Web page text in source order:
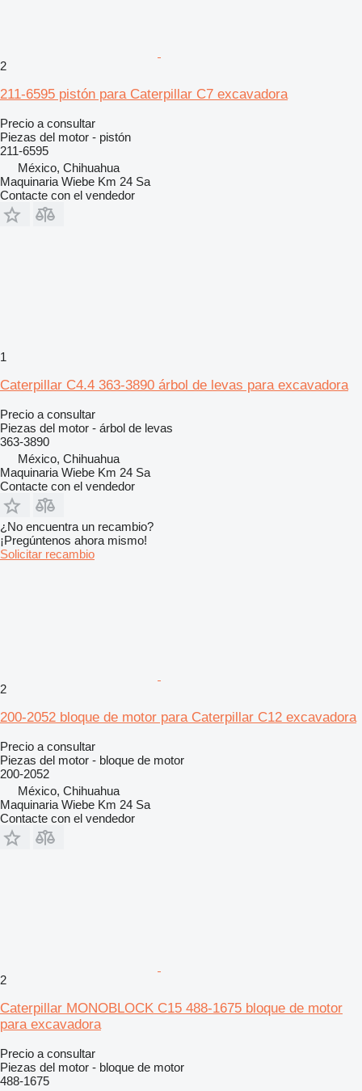
2
211-6595 pistón para Caterpillar C7 excavadora
Precio a consultar
Piezas del motor - pistón
211-6595
México, Chihuahua
Maquinaria Wiebe Km 24 Sa
Contacte con el vendedor
1
Caterpillar C4.4 363-3890 árbol de levas para excavadora
Precio a consultar
Piezas del motor - árbol de levas
363-3890
México, Chihuahua
Maquinaria Wiebe Km 24 Sa
Contacte con el vendedor
¿No encuentra un recambio?
¡Pregúntenos ahora mismo!
Solicitar recambio
2
200-2052 bloque de motor para Caterpillar C12 excavadora
Precio a consultar
Piezas del motor - bloque de motor
200-2052
México, Chihuahua
Maquinaria Wiebe Km 24 Sa
Contacte con el vendedor
2
Caterpillar MONOBLOCK C15 488-1675 bloque de motor
para excavadora
Precio a consultar
Piezas del motor - bloque de motor
488-1675